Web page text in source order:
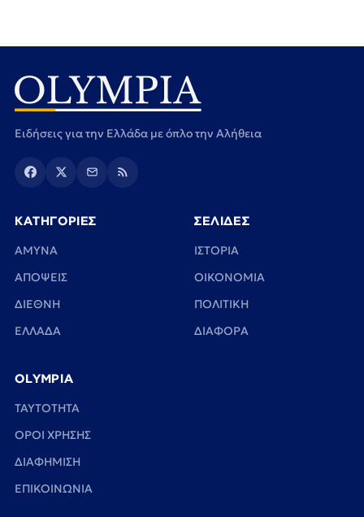
Ειδήσεις για την Ελλάδα με όπλο την Αλήθεια
ΚΑΤΗΓΟΡΙΕΣ
ΑΜΥΝΑ
ΑΠΟΨΕΙΣ
ΔΙΕΘΝΗ
ΕΛΛΑΔΑ
ΣΕΛΙΔΕΣ
ΙΣΤΟΡΙΑ
ΟΙΚΟΝΟΜΙΑ
ΠΟΛΙΤΙΚΗ
ΔΙΑΦΟΡΑ
OLYMPIA
TAYTOTHTA
ΟΡΟΙ ΧΡΗΣΗΣ
ΔΙΑΦΗΜΙΣΗ
ΕΠΙΚΟΙΝΩΝΙΑ